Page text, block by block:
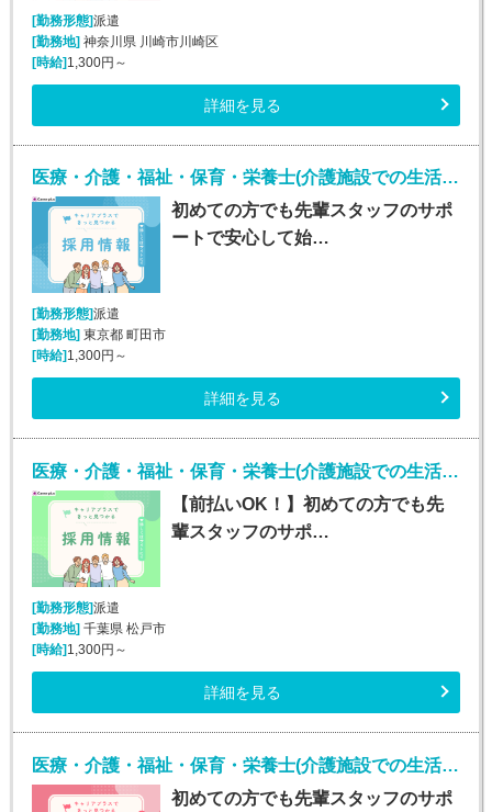
[勤務形態]派遣
[勤務地]神奈川県 川崎市川崎区
[時給]1,300円～
詳細を見る
医療・介護・福祉・保育・栄養士(介護施設での生活介助(介護スタッフ)/町田)
初めての方でも先輩スタッフのサポ
ートで安心して始…
[勤務形態]派遣
[勤務地] 東京都 町田市
[時給] 1,300円～
詳細を見る
医療・介護・福祉・保育・栄養士(介護施設での生活介助(介護スタッフ)/松戸)
【前払いOK！】初めての方でも先
輩スタッフのサポ…
[勤務形態]派遣
[勤務地] 千葉県 松戸市
[時給] 1,300円～
詳細を見る
医療・介護・福祉・保育・栄養士(介護施設での生活介助(介護スタッフ)/大宮)
初めての方でも先輩スタッフのサポ